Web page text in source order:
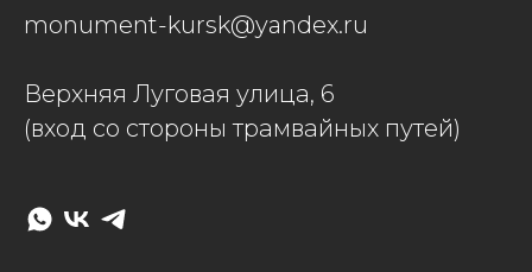
monument-kursk@yandex.ru
Верхняя Луговая улица, 6
(вход со стороны трамвайных путей)